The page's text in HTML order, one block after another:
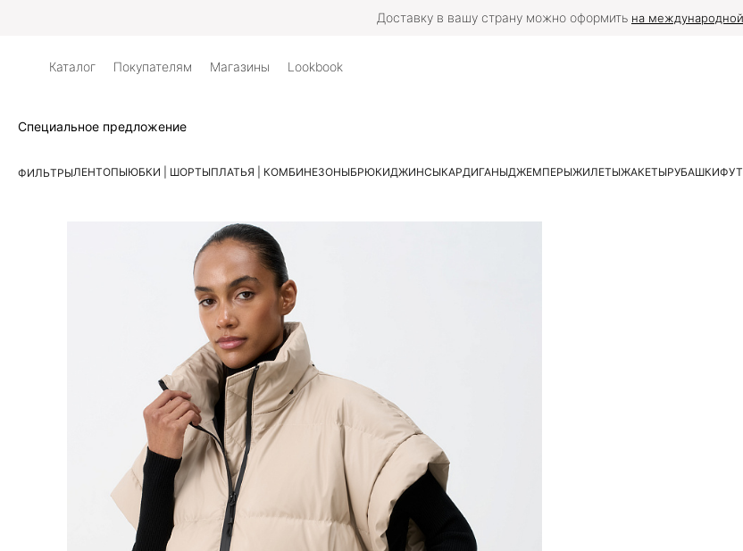
Доставку в вашу страну можно оформить на
Каталог Покупателям Магазины Lookbook
Специальное предложение
ФИЛЬТРЫЛЕНТОПЫЮБКИ | ШОРТЫПЛАТЬЯ | КОМБИНЕЗОНЫБРЮКИДЖИНСЫКАРДИГАНЫДЖЕМПЕРЫЖИЛЕТЫЖАКЕТЫРУБАШКИ